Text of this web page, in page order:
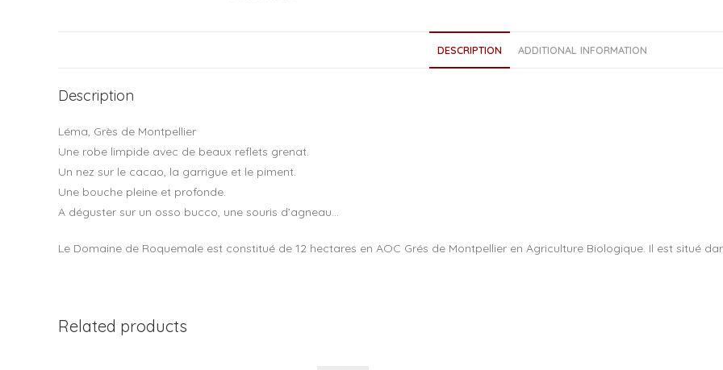
e
DESCRIPTION ADDITIONAL INFORMATION
Description
Léma, Grès de Montpellier
Une robe limpide avec de beaux reflets grenat.
Un nez sur le cacao, la garrigue et le piment.
Une bouche pleine et profonde.
A déguster sur un osso bucco, une souris d’agneau…
Le Domaine de Roquemale est constitué de 12 hectares en AOC Grés de Montpellier en Agriculture Biologique. Il est situé
Related products